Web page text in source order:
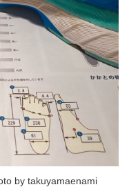
by takuyamaenami